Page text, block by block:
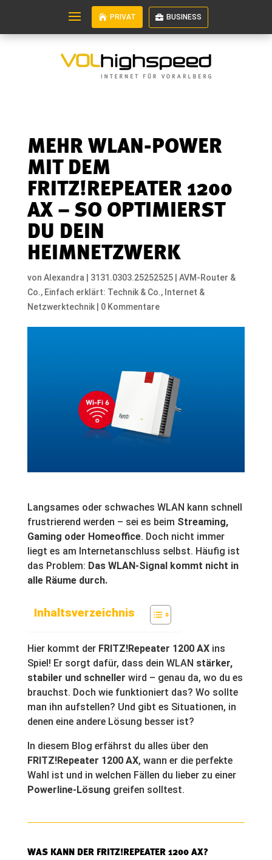
PRIVAT BUSINESS
MEHR WLAN-POWER
MIT DEM
FRITZ!REPEATER 1200
AX – SO OPTIMIERST
DU DEIN
HEIMNETZWERK
von Alexandra 3131.0303.25252525| AVM-Router &
Co., Einfach erklärt: Technik & Co., Internet &
Netzwerktechnik| 0 Kommentare
Langsames oder schwaches WLAN kann schnell
frustrierend werden – sei es beim Streaming,
Gaming oder Homeoffice. Doch nicht immer
liegt es am Internetanschluss selbst. Häufig ist
das Problem: Das WLAN-Signal kommt nicht in
alle Räume durch.
Inhaltsverzeichnis
Hier kommt der FRITZ!Repeater 1200 AXins
Spiel! Er sorgt dafür, dass dein WLAN stärker,
stabiler und schneller wird – genau da, wo du es
brauchst. Doch wie funktioniert das? Wo sollte
man ihn aufstellen? Und gibt es Situationen, in
denen eine andere Lösung besser ist?
In diesem Blog erfährst du alles über den
FRITZ!Repeater 1200 AX, wann er die perfekte
Wahl ist und in welchen Fällen du lieber zu einer
Powerline-Lösung greifen solltest.
WAS KANN DER FRITZ!REPEATER 1200 AX?